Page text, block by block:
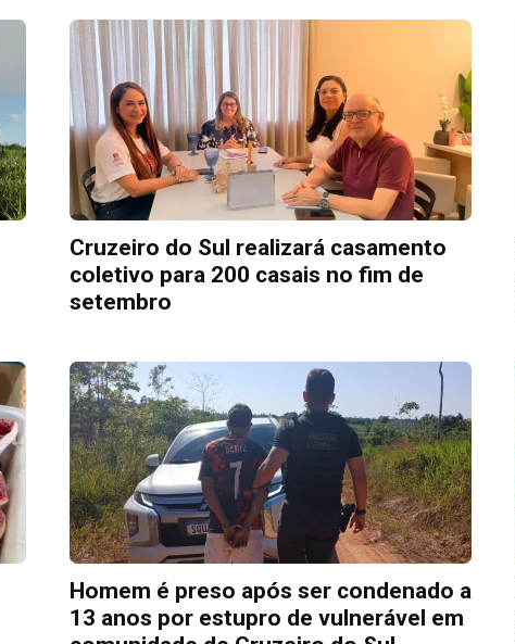
Cruzeiro do Sul realizará casamento
coletivo para 200 casais no fim de
setembro
Homem é preso após ser condenado a
13 anos por estupro de vulnerável em